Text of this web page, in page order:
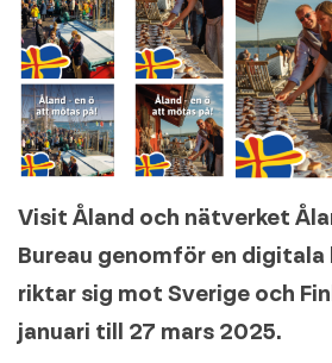
Visit Åland och nätverket
Bureau genomför en digitala
riktar sig mot Sverige och
januari till 27 mars 2025.